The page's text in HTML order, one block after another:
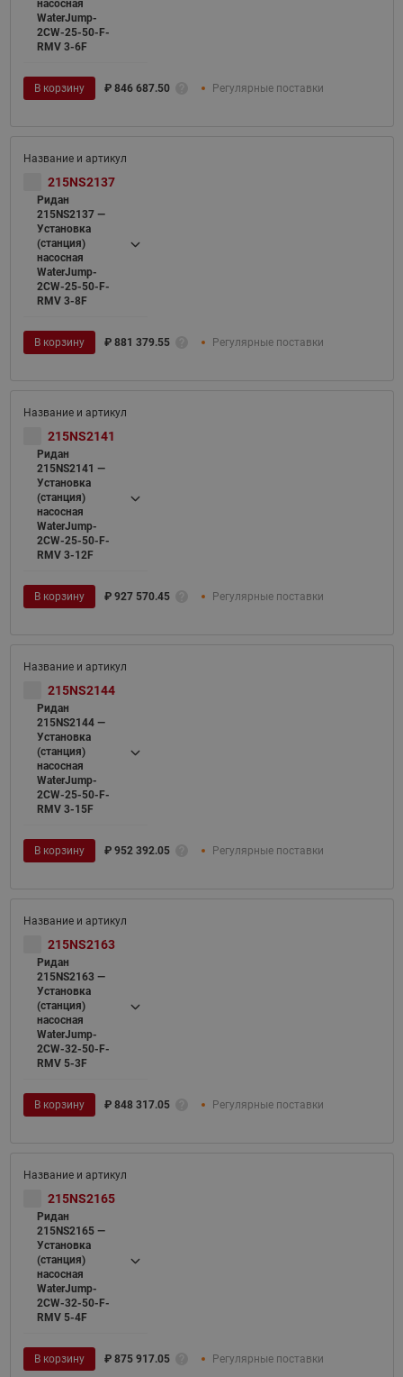
насосная
WaterJump-
2CW-25-50-F-
RMV 3-6F
В корзину ₽ 846 687.50 Регулярные поставки
215NS2137
Ридан
215NS2137 —
Установка
(станция)
насосная
WaterJump-
2CW-25-50-F-
RMV 3-8F
В корзину ₽ 881 379.55 Регулярные поставки
215NS2141
Ридан
215NS2141 —
Установка
(станция)
насосная
WaterJump-
2CW-25-50-F-
RMV 3-12F
В корзину ₽ 927 570.45 Регулярные поставки
215NS2144
Ридан
215NS2144 —
Установка
(станция)
насосная
WaterJump-
2CW-25-50-F-
RMV 3-15F
В корзину ₽ 952 392.05 Регулярные поставки
215NS2163
Ридан
215NS2163 —
Установка
(станция)
насосная
WaterJump-
2CW-32-50-F-
RMV 5-3F
В корзину ₽ 848 317.05 Регулярные поставки
215NS2165
Ридан
215NS2165 —
Установка
(станция)
насосная
WaterJump-
2CW-32-50-F-
RMV 5-4F
В корзину ₽ 875 917.05 Регулярные поставки